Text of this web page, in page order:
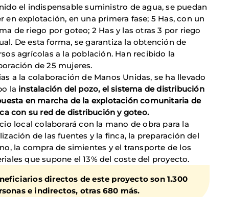
el indispensable suministro de agua, se puedan
en explotación, en una primera fase; 5 Has, con un
de riego por goteo; 2 Has y las otras 3 por riego
De esta forma, se garantiza la obtención de
agrícolas a la población. Han recibido la
de 25 mujeres.
a la colaboración de Manos Unidas, se ha llevado
la instalación del pozo, el sistema de distribución
en marcha de la explotación comunitaria de
con su red de distribución y goteo.
local colaborará con la mano de obra para la
de las fuentes y la finca, la preparación del
la compra de simientes y el transporte de los
que supone el 13% del coste del proyecto.
directos de este proyecto son 1.300
e indirectos, otras 680 más.